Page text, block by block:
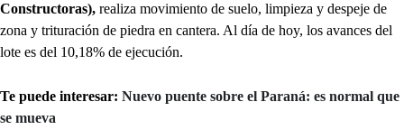
Constructoras), realiza movimiento de suelo, limpieza y despeje de
zona y trituración de piedra en cantera. Al día de hoy, los avances del
lote es del 10,18% de ejecución.
Te puede interesar: Nuevo puente sobre el Paraná: es normal que
se mueva